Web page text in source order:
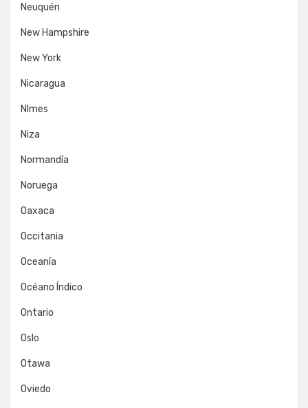
Neuquén
New Hampshire
New York
Nicaragua
NImes
Niza
Normandía
Noruega
Oaxaca
Occitania
Oceanía
Océano Índico
Ontario
Oslo
Otawa
Oviedo